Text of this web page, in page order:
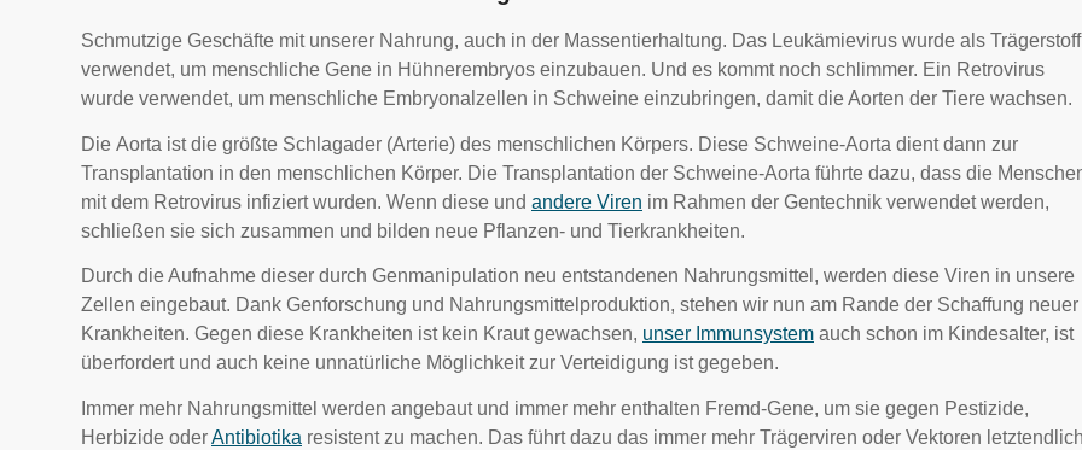
Schmutzige Geschäfte mit unserer Nahrung, auch in der Massentierhaltung. Das Leukämievirus wurde als Trägerstoff
verwendet, um menschliche Gene in Hühnerembryos einzubauen. Und es kommt noch schlimmer. Ein Retrovirus
wurde verwendet, um menschliche Embryonalzellen in Schweine einzubringen, damit die Aorten der Tiere wachsen.
Die Aorta ist die größte Schlagader (Arterie) des menschlichen Körpers. Diese Schweine-Aorta dient dann zur
Transplantation in den menschlichen Körper. Die Transplantation der Schweine-Aorta führte dazu, dass die
mit dem Retrovirus infiziert wurden. Wenn diese und andere Viren im Rahmen der Gentechnik verwendet werden,
schließen sie sich zusammen und bilden neue Pflanzen- und Tierkrankheiten.
Durch die Aufnahme dieser durch Genmanipulation neu entstandenen Nahrungsmittel, werden diese Viren in unsere
Zellen eingebaut. Dank Genforschung und Nahrungsmittelproduktion, stehen wir nun am Rande der Schaffung neuer
Krankheiten. Gegen diese Krankheiten ist kein Kraut gewachsen, unser Immunsystem auch schon im Kindesalter, ist
überfordert und auch keine unnatürliche Möglichkeit zur Verteidigung ist gegeben.
Immer mehr Nahrungsmittel werden angebaut und immer mehr enthalten Fremd-Gene, um sie gegen Pestizide,
Herbizide oderAntibiotika resistent zu machen. Das führt dazu das immer mehr Trägerviren oder Vektoren